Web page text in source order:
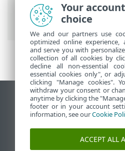
ESETオンラインヘルプ>
On-Prem
>ESET
デスクトップサイトの表
End of Life
ESETナレッジベース
ESETフォーラム
Your
choice
We and our partners use
optimized online experience,
and serve you with
collection of all cookies by
decline all non-essential
essential cookies only", or
clicking "Manage cookies".
withdraw your consent or
anytime by clicking the
footer or in your account
information, see ourCookie
ACCEPT ALL